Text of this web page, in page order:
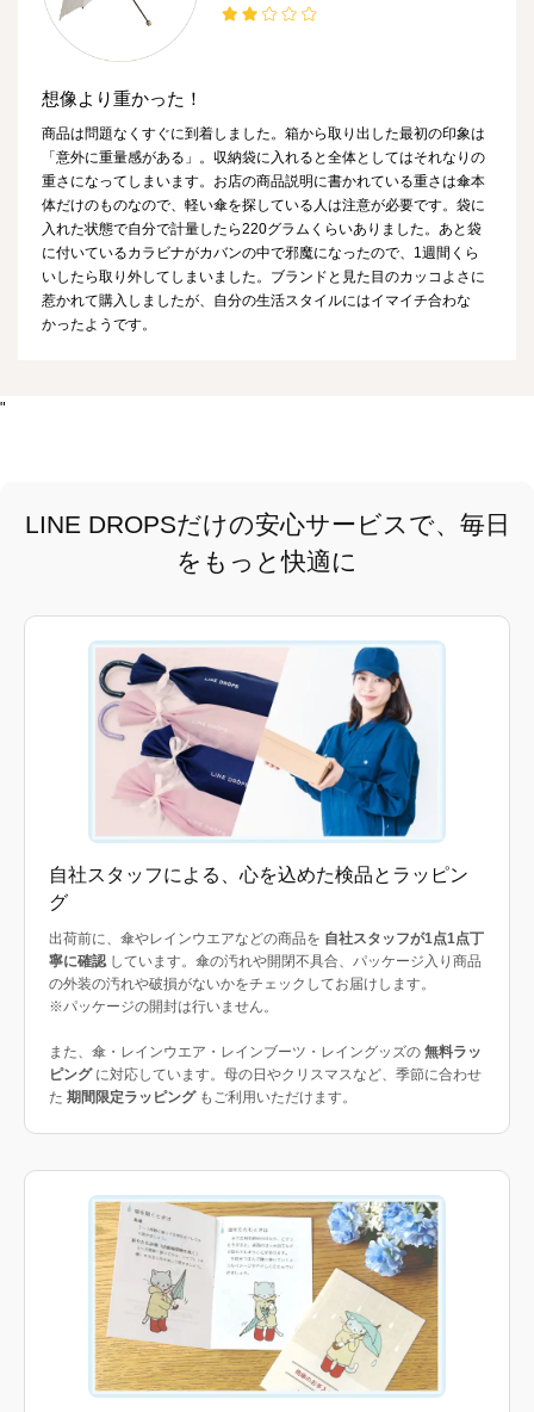
想像より重かった！
商品は問題なくすぐに到着しました。箱から取り出した最初の印象は
「意外に重量感がある」。収納袋に入れると全体としてはそれなりの
重さになってしまいます。お店の商品説明に書かれている重さは傘本
体だけのものなので、軽い傘を探している人は注意が必要です。袋に
入れた状態で自分で計量したら220グラムくらいありました。あと袋
に付いているカラビナがカバンの中で邪魔になったので、1週間くら
いしたら取り外してしまいました。ブランドと見た目のカッコよさに
惹かれて購入しましたが、自分の生活スタイルにはイマイチ合わな
かったようです。
"
LINE DROPSだけの安心サービスで、毎日
をもっと快適に
自社スタッフによる、心を込めた検品とラッピン
グ
出荷前に、傘やレインウエアなどの商品を 自社スタッフが1点1点丁
寧に確認しています。傘の汚れや開閉不具合、パッケージ入り商品
の外装の汚れや破損がないかをチェックしてお届けします。
※パッケージの開封は行いません。
また、傘・レインウエア・レインブーツ・レイングッズの 無料ラッ
ピングに対応しています。母の日やクリスマスなど、季節に合わせ
た 期間限定ラッピングもご利用いただけます。